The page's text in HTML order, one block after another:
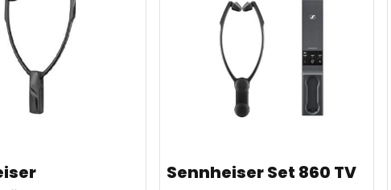
Sennheiser Set 860 TV